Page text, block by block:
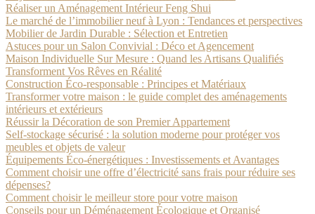
Réaliser un Aménagement Intérieur Feng Shui
Le marché de l’immobilier neuf à Lyon : Tendances et perspectives
Mobilier de Jardin Durable : Sélection et Entretien
Astuces pour un Salon Convivial : Déco et Agencement
Maison Individuelle Sur Mesure : Quand les Artisans Qualifiés
Transforment Vos Rêves en Réalité
Construction Éco-responsable : Principes et Matériaux
Transformer votre maison : le guide complet des aménagements
intérieurs et extérieurs
Réussir la Décoration de son Premier Appartement
Self-stockage sécurisé : la solution moderne pour protéger vos
meubles et objets de valeur
Équipements Éco-énergétiques : Investissements et Avantages
Comment choisir une offre d’électricité sans frais pour réduire ses
dépenses?
Comment choisir le meilleur store pour votre maison
Conseils pour un Déménagement Écologique et Organisé